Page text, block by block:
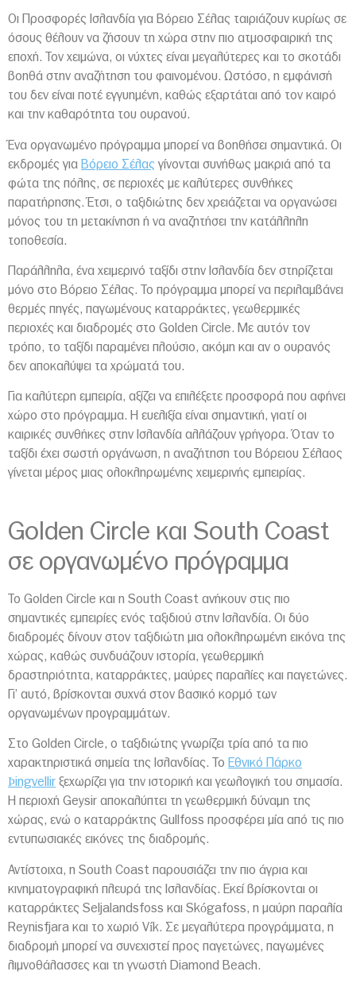
Οι Προσφορές Ισλανδία για Βόρειο Σέλας ταιριάζουν κυρίως σε
όσους θέλουν να ζήσουν τη χώρα στην πιο ατμοσφαιρική της
εποχή. Τον χειμώνα, οι νύχτες είναι μεγαλύτερες και το σκοτάδι
βοηθά στην αναζήτηση του φαινομένου. Ωστόσο, η εμφάνισή
του δεν είναι ποτέ εγγυημένη, καθώς εξαρτάται από τον καιρό
και την καθαρότητα του ουρανού.
Ένα οργανωμένο πρόγραμμα μπορεί να βοηθήσει σημαντικά. Οι
εκδρομές για Βόρειο Σέλας γίνονται συνήθως μακριά από τα
φώτα της πόλης, σε περιοχές με καλύτερες συνθήκες
παρατήρησης. Έτσι, ο ταξιδιώτης δεν χρειάζεται να οργανώσει
μόνος του τη μετακίνηση ή να αναζητήσει την κατάλληλη
τοποθεσία.
Παράλληλα, ένα χειμερινό ταξίδι στην Ισλανδία δεν στηρίζεται
μόνο στο Βόρειο Σέλας. Το πρόγραμμα μπορεί να περιλαμβάνει
θερμές πηγές, παγωμένους καταρράκτες, γεωθερμικές
περιοχές και διαδρομές στο Golden Circle. Με αυτόν τον
τρόπο, το ταξίδι παραμένει πλούσιο, ακόμη και αν ο ουρανός
δεν αποκαλύψει τα χρώματά του.
Για καλύτερη εμπειρία, αξίζει να επιλέξετε προσφορά που αφήνει
χώρο στο πρόγραμμα. Η ευελιξία είναι σημαντική, γιατί οι
καιρικές συνθήκες στην Ισλανδία αλλάζουν γρήγορα. Όταν το
ταξίδι έχει σωστή οργάνωση, η αναζήτηση του Βόρειου Σέλαος
γίνεται μέρος μιας ολοκληρωμένης χειμερινής εμπειρίας.
Golden Circle και South Coast
σε οργανωμένο πρόγραμμα
Το Golden Circle και η South Coast ανήκουν στις πιο
σημαντικές εμπειρίες ενός ταξιδιού στην Ισλανδία. Οι δύο
διαδρομές δίνουν στον ταξιδιώτη μια ολοκληρωμένη εικόνα της
χώρας, καθώς συνδυάζουν ιστορία, γεωθερμική
δραστηριότητα, καταρράκτες, μαύρες παραλίες και παγετώνες.
Γι’ αυτό, βρίσκονται συχνά στον βασικό κορμό των
οργανωμένων προγραμμάτων.
Στο Golden Circle, ο ταξιδιώτης γνωρίζει τρία από τα πιο
χαρακτηριστικά σημεία της Ισλανδίας. Το Εθνικό Πάρκο
Þingvellir ξεχωρίζει για την ιστορική και γεωλογική του σημασία.
Η περιοχή Geysir αποκαλύπτει τη γεωθερμική δύναμη της
χώρας, ενώ ο καταρράκτης Gullfoss προσφέρει μία από τις πιο
εντυπωσιακές εικόνες της διαδρομής.
Αντίστοιχα, η South Coast παρουσιάζει την πιο άγρια και
κινηματογραφική πλευρά της Ισλανδίας. Εκεί βρίσκονται οι
καταρράκτες Seljalandsfoss και Skógafoss, η μαύρη παραλία
Reynisfjara και το χωριό Vík. Σε μεγαλύτερα προγράμματα, η
διαδρομή μπορεί να συνεχιστεί προς παγετώνες, παγωμένες
λιμνοθάλασσες και τη γνωστή Diamond Beach.